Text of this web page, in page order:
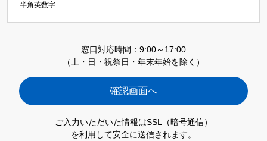
半角英数字
窓口対応時間：9:00～17:00
（土・日・祝祭日・年末年始を除く）
ご入力いただいた情報はSSL（暗号通信）
を利用して安全に送信されます。